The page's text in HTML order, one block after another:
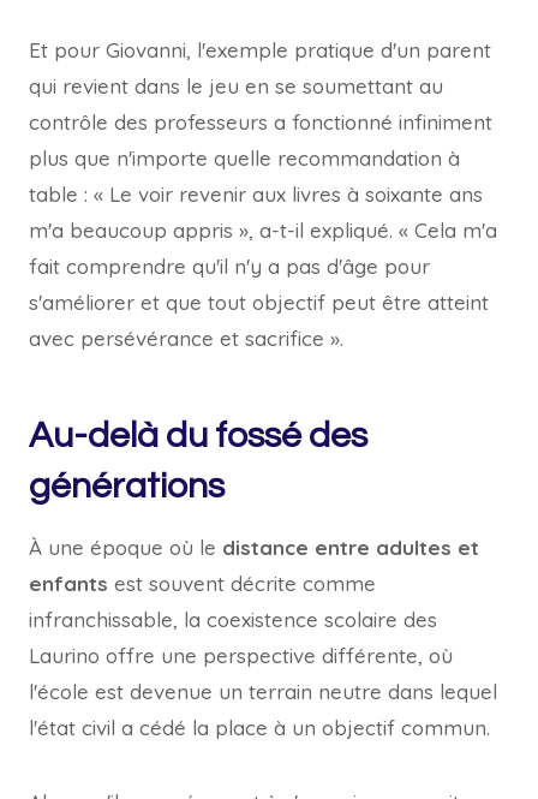
Et pour Giovanni, l'exemple pratique d'un parent
qui revient dans le jeu en se soumettant au
contrôle des professeurs a fonctionné infiniment
plus que n'importe quelle recommandation à
table : « Le voir revenir aux livres à soixante ans
m'a beaucoup appris », a-t-il expliqué. « Cela m'a
fait comprendre qu'il n'y a pas d'âge pour
s'améliorer et que tout objectif peut être atteint
avec persévérance et sacrifice ».
Au-delà du fossé des
générations
À une époque où le distance entre adultes et
enfants est souvent décrite comme
infranchissable, la coexistence scolaire des
Laurino offre une perspective différente, où
l'école est devenue un terrain neutre dans lequel
l'état civil a cédé la place à un objectif commun.